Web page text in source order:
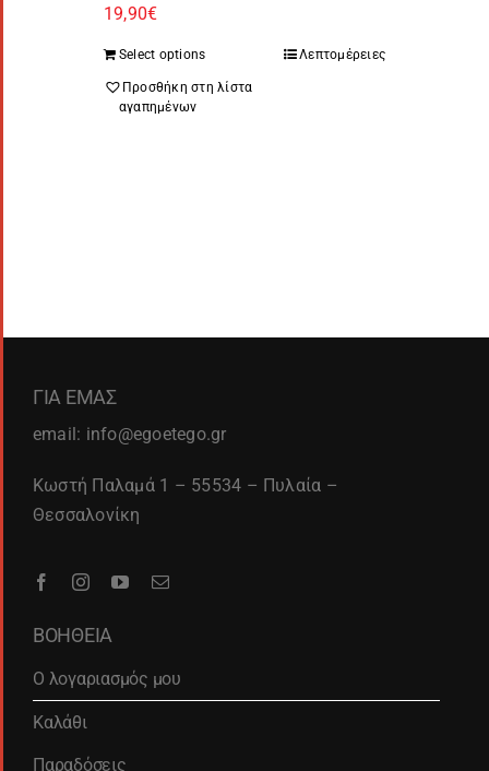
19,90€
Select options Λεπτομέρειες
Προσθήκη στη λίστα
αγαπημένων
ΓΙΑ ΕΜΑΣ
email: info@egoetego.gr
Κωστή Παλαμά 1 – 55534 – Πυλαία –
Θεσσαλονίκη
ΒΟΗΘΕΙΑ
Ο λογαριασμός μου
Καλάθι
Παραδόσεις